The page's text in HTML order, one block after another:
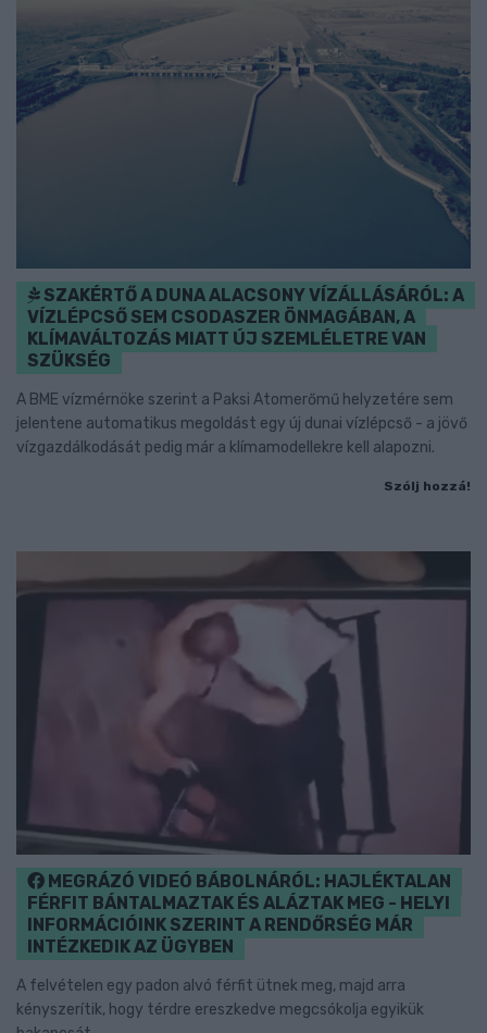
SZAKÉRTŐ A DUNA ALACSONY VÍZÁLLÁSÁRÓL: A
VÍZLÉPCSŐ SEM CSODASZER ÖNMAGÁBAN, A
KLÍMAVÁLTOZÁS MIATT ÚJ SZEMLÉLETRE VAN
SZÜKSÉG
A BME vízmérnöke szerint a Paksi Atomerőmű helyzetére sem
jelentene automatikus megoldást egy új dunai vízlépcső - a jövő
vízgazdálkodását pedig már a klímamodellekre kell alapozni.
Szólj hozzá!
MEGRÁZÓ VIDEÓ BÁBOLNÁRÓL: HAJLÉKTALAN
FÉRFIT BÁNTALMAZTAK ÉS ALÁZTAK MEG - HELYI
INFORMÁCIÓINK SZERINT A RENDŐRSÉG MÁR
INTÉZKEDIK AZ ÜGYBEN
A felvételen egy padon alvó férfit ütnek meg, majd arra
kényszerítik, hogy térdre ereszkedve megcsókolja egyikük